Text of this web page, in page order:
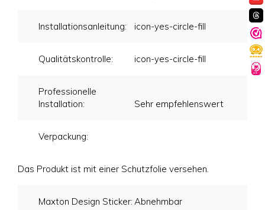
Installationsanleitung: icon-yes-circle-fill
Qualitätskontrolle: icon-yes-circle-fill
Professionelle
Installation:
Sehr empfehlenswert
Verpackung:
Das Produkt ist mit einer Schutzfolie versehen.
Maxton Design Sticker: Abnehmbar